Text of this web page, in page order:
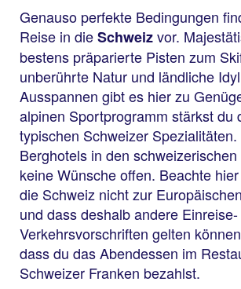
Genauso perfekte Bedingungen
Reise in dieSchweizvor.
bestens präparierte Pisten zum
unberührte Natur und ländliche
Ausspannen gibt es hier zu
alpinen Sportprogramm stärkst du
typischen Schweizer
Berghotels in den
keine Wünsche offen. Beachte
die Schweiz nicht zur
und dass deshalb andere
Verkehrsvorschriften gelten
dass du das Abendessen im
Schweizer Franken bezahlst.